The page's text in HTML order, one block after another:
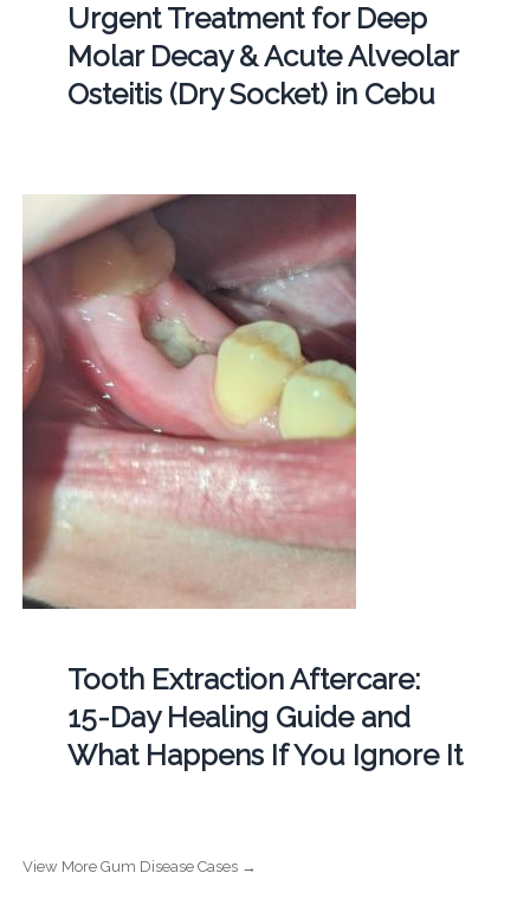
Urgent Treatment for Deep
Molar Decay & Acute Alveolar
Osteitis (Dry Socket) in Cebu
Tooth Extraction Aftercare:
15-Day Healing Guide and
What Happens If You Ignore It
View More Gum Disease Cases →